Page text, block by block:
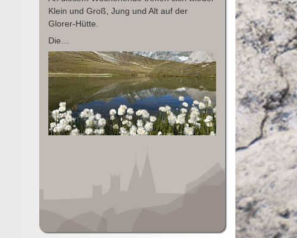
Klein und Groß, Jung und Alt auf der
Glorer-Hütte.
Die…